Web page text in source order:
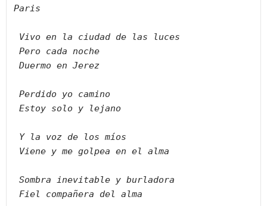
Paris
Vivo en la ciudad de las luces
Pero cada noche
Duermo en Jerez
Perdido yo camino
Estoy solo y lejano
Y la voz de los míos
Viene y me golpea en el alma
Sombra inevitable y burladora
Fiel compañera del alma